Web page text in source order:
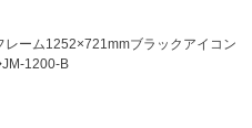
ーム1252×721mmブラックアイコン
1200-B